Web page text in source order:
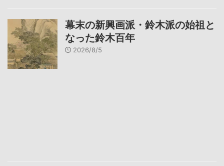
幕末の新興画派・鈴木派の始祖と
なった鈴木百年
2026/8/5